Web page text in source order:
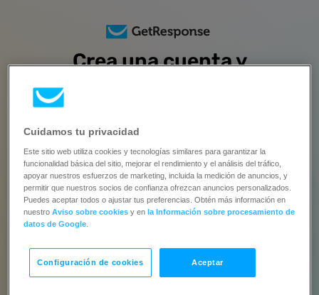
Crea una cuenta y
prueba todas las funciones
durante 14 días
Sin tarjeta de crédito | Actualiza cuando estés listo
Nombre completo
Este campo es requerido.
Email
Cuidamos tu privacidad
Este sitio web utiliza cookies y tecnologías similares para garantizar la
funcionalidad básica del sitio, mejorar el rendimiento y el análisis del tráfico,
apoyar nuestros esfuerzos de marketing, incluida la medición de anuncios, y
permitir que nuestros socios de confianza ofrezcan anuncios personalizados.
Puedes aceptar todos o ajustar tus preferencias. Obtén más información en
nuestroAviso sobre cookies y en la Información sobre procesamiento de
datos de Google.
Configuración de cookies Aceptar